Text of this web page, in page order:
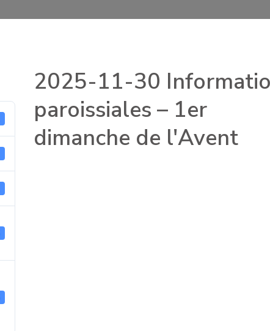
2025-11-30
paroissiales – 1er
dimanche de l'Avent